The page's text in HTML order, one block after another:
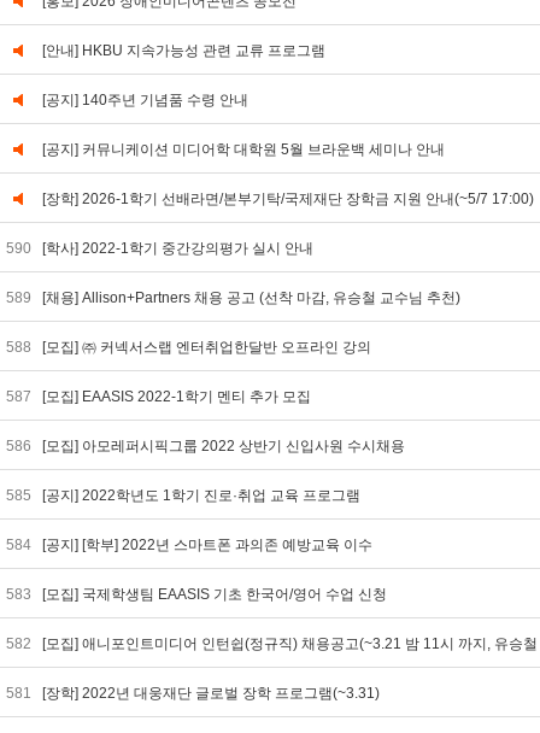
[안내] HKBU 지속가능성 관련 교류 프로그램
[공지] 140주년 기념품 수령 안내
[공지] 커뮤니케이션 미디어학 대학원 5월 브라운백 세미나 안내
[장학] 2026-1학기 선배라면/본부기탁/국제재단 장학금 지원 안내(~5/7 17:00)
590 [학사] 2022-1학기 중간강의평가 실시 안내
589 [채용] Allison+Partners 채용 공고 (선착 마감, 유승철 교수님 추천)
588 [모집] ㈜ 커넥서스랩 엔터취업한달반 오프라인 강의
587 [모집] EAASIS 2022-1학기 멘티 추가 모집
586 [모집] 아모레퍼시픽그룹 2022 상반기 신입사원 수시채용
585 [공지] 2022학년도 1학기 진로·취업 교육 프로그램
584 [공지] [학부] 2022년 스마트폰 과의존 예방교육 이수
583 [모집] 국제학생팀 EAASIS 기초 한국어/영어 수업 신청
582 [모집] 애니포인트미디어 인턴쉽(정규직) 채용공고(~3.21 밤 11시 까지, 유승
581 [장학] 2022년 대웅재단 글로벌 장학 프로그램(~3.31)